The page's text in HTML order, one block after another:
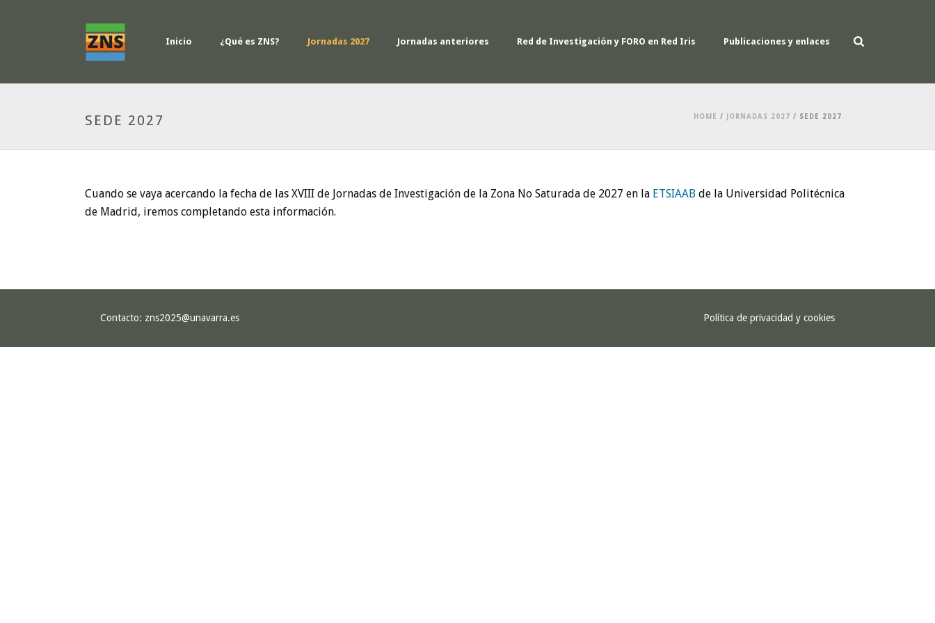
Inicio ¿Qué es ZNS? Jornadas 2027 Jornadas anteriores Red de Investigación y FORO en Red Iris Publicaciones y enlaces
SEDE 2027 HOME / JORNADAS 2027 / SEDE 2027
Cuando se vaya acercando la fecha de las XVIII de Jornadas de Investigación de la Zona No Saturada de 2027 en la ETSIAAB de la Universidad Politécnica
de Madrid, iremos completando esta información.
Contacto: zns2025@unavarra.es Política de privacidad y cookies